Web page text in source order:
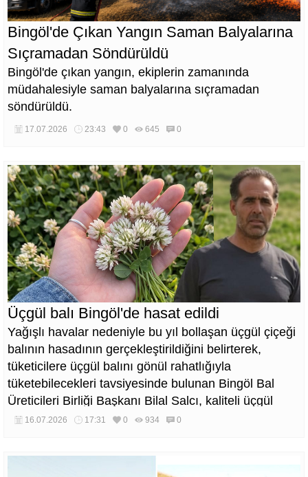
Bingöl'de Çıkan Yangın Saman Balyalarına
Sıçramadan Söndürüldü
Bingöl'de çıkan yangın, ekiplerin zamanında
müdahalesiyle saman balyalarına sıçramadan
söndürüldü.
17.07.2026 23:43 0 645 0
Üçgül balı Bingöl'de hasat edildi
Yağışlı havalar nedeniyle bu yıl bollaşan üçgül çiçeği
balının hasadının gerçekleştirildiğini belirterek,
tüketicilere üçgül balını gönül rahatlığıyla
tüketebilecekleri tavsiyesinde bulunan Bingöl Bal
Üreticileri Birliği Başkanı Bilal Salcı, kaliteli üçgül
balının değerinin altında tüccarlara kaptırılmaması
16.07.2026 17:31 0 934 0